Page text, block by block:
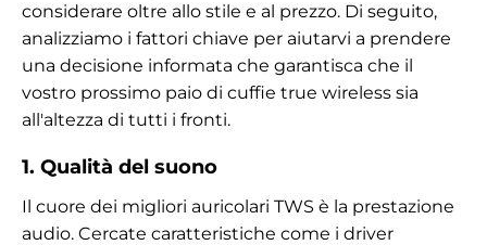
considerare oltre allo stile e al prezzo. Di seguito,
analizziamo i fattori chiave per aiutarvi a prendere
una decisione informata che garantisca che il
vostro prossimo paio di cuffie true wireless sia
all'altezza di tutti i fronti.
1. Qualità del suono
Il cuore dei migliori auricolari TWS è la prestazione
audio. Cercate caratteristiche come i driver